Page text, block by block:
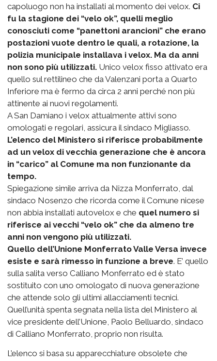
capoluogo non ha installati al momento dei velox. Ci
fu la stagione dei “velo ok”, quelli meglio
conosciuti come “panettoni arancioni” che erano
postazioni vuote dentro le quali, a rotazione, la
polizia municipale installava i velox. Ma da anni
non sono più utilizzati. Unico velox fisso attivato era
quello sul rettilineo che da Valenzani porta a Quarto
Inferiore ma è fermo da circa 2 anni perché non più
attinente ai nuovi regolamenti.
A San Damiano i velox attualmente attivi sono
omologati e regolari, assicura il sindaco Migliasso.
L’elenco del Ministero si riferisce probabilmente
ad un velox di vecchia generazione che è ancora
in “carico” al Comune ma non funzionante da
tempo.
Spiegazione simile arriva da Nizza Monferrato, dal
sindaco Nosenzo che ricorda come il Comune nicese
non abbia installati autovelox e che quel numero si
riferisce ai vecchi “velo ok” che da almeno tre
anni non vengono più utilizzati.
Quello dell’Unione Monferrato Valle Versa invece
esiste e sarà rimesso in funzione a breve. E’ quello
sulla salita verso Calliano Monferrato ed è stato
sostituito con uno omologato di nuova generazione
che attende solo gli ultimi allacciamenti tecnici.
Quell’unità spenta segnata nella lista del Ministero al
vice presidente dell’Unione, Paolo Belluardo, sindaco
di Calliano Monferrato, proprio non risulta.
L’elenco si basa su apparecchiature obsolete che